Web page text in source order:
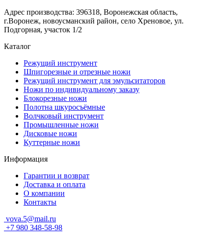
Адрес производства: 396318, Воронежская область,
г.Воронеж, новоусманский район, село Хреновое, ул.
Подгорная, участок 1/2
Каталог
Режущий инструмент
Шпигорезные и отрезные ножи
Режущий инструмент для эмульситаторов
Ножи по индивидуальному заказу
Блокорезные ножи
Полотна шкуросъёмные
Волчковый инструмент
Промышленные ножи
Дисковые ножи
Куттерные ножи
Информация
Гарантии и возврат
Доставка и оплата
О компании
Контакты
vova.5@mail.ru
+7 980 348-58-98